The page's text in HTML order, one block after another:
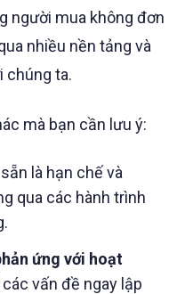
người mua không đơn
nhiều nền tảng và
chúng ta.
mà bạn cần lưu ý:
là hạn chế và
qua các hành trình
ứng với hoạt
vấn đề ngay lập